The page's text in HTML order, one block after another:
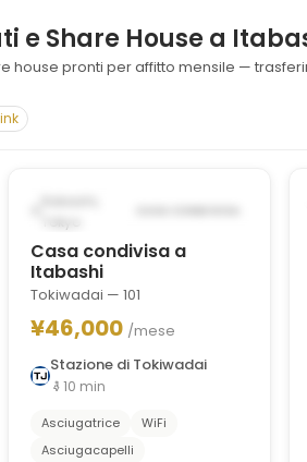
e Share House a
house pronti per affitto mensile —
POSSIBILMENTE DAL SEP 24,
Casa condivisa a
Itabashi
Tokiwadai — 101
¥46,000 /mese
Stazione di Tokiwadai
10 min
Asciugatrice
WiFi
Asciugacapelli